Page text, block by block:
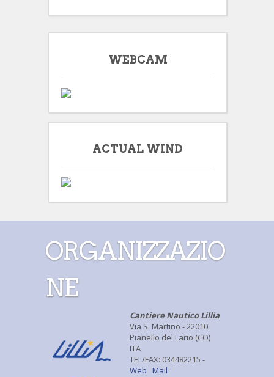
WEBCAM
ACTUAL WIND
ORGANIZZAZIO
NE
Cantiere Nautico Lillia
Via S. Martino - 22010
Pianello del Lario (CO)
ITA
TEL/FAX: 034482215 -
Web
Mail